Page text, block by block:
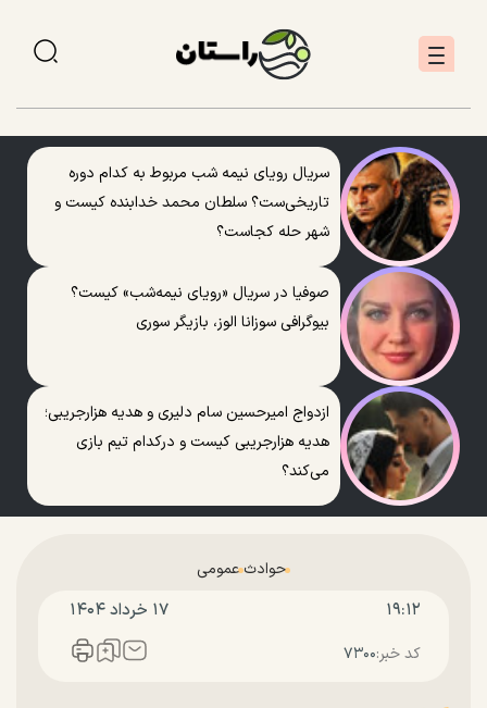
سریال رویای نیمه شب مربوط به کدام دوره
تاریخی‌ست؟ سلطان محمد خدابنده کیست و
شهر حله کجاست؟
صوفیا در سریال «رویای نیمه‌شب» کیست؟
بیوگرافی سوزانا الوز، بازیگر سوری
ازدواج امیرحسین سام دلیری و هدیه هزارجریبی؛
هدیه هزارجریبی کیست و درکدام تیم بازی
می‌کند؟
حوادث عمومی
۱۹:۱۲ ۱۷ خرداد ۱۴۰۴
کد خبر:۷۳۰۰